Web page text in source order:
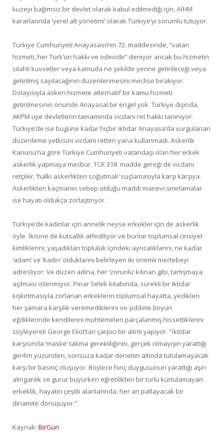
kuzeyi bağımsız bir devlet olarak kabul edilmediği için, AİHM
kararlarında ‘yerel alt yönetimi’ olarak Türkiye’yi sorumlu tutuyor.
Türkiye Cumhuriyeti Anayasası’nın 72. maddesinde, “vatan
hizmeti, her Türk’ün hakkı ve ödevidir” deniyor ancak bu hizmetin
silahlı kuvvetler veya kamuda ne şekilde yerine getirileceği veya
getirilmiş sayılacağının düzenlenmesini meclise bırakıyor.
Dolayısıyla askeri hizmete alternatif bir kamu hizmeti
getirilmesinin önünde Anayasal bir engel yok. Türkiye dışında,
AKPM üye devletlerin tamamında vicdani ret hakkı tanınıyor.
Türkiye’de ise bugüne kadar hiçbir iktidar Anayasa’da vurgulanan
düzenleme yetkisini vicdani retten yana kullanmadı. Askerlik
Kanunu’na göre Türkiye Cumhuriyeti vatandaşı olan her erkek
askerlik yapmaya mecbur. TCK 318. madde gereği de vicdani
retçiler, ‘halkı askerlikten soğutmak’ suçlamasıyla karşı karşıya.
Askerlikten kaçmanın sebep olduğu maddi manevi sınırlamalar
ise hayatı oldukça zorlaştırıyor.
Türkiye’de kadınlar için annelik neyse erkekler için de askerlik
öyle. İkisine de kutsallık atfediliyor ve bunlar toplumsal cinsiyet
kimliklerini, yaşadıkları topluluk içindeki ayrıcalıklarını, ne kadar
‘adam’ ve ‘kadın’ olduklarını belirleyen iki önemli mertebeyi
adresliyor. Ve düzen adına, her ‘zorunlu’ kılınan gibi, tartışmaya
açılması istenmiyor. Pınar Selek kitabında, sürekli bir iktidar
kışkırtmasıyla zorlanan erkeklerin toplumsal hayatta, yedikleri
her şamara karşılık veremediklerini ve şiddete boyun
eğdiklerinde kendilerini muhtemelen parçalanmış hissettiklerini
söyleyerek George Eliot’tan çarpıcı bir alıntı yapıyor. “İktidar
karşısında ‘maske’ takma gerekliliğinin, gerçek olmayışın yarattığı
gerilim yüzünden, sonsuza kadar denetim altında tutulamayacak
karşı bir basınç oluşuyor. Böylece hınç duygusunun yarattığı aşırı
alınganlık ve gurur büyürken eğretilikten bir türlü kurtulamayan
erkeklik, hayatın çeşitli alanlarında, her an patlayacak bir
dinamite dönüşüyor.”
Kaynak: BirGün